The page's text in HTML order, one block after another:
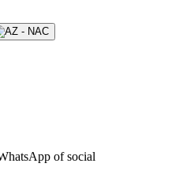
of social